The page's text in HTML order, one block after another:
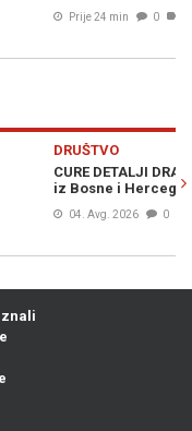
potjera za vozačem